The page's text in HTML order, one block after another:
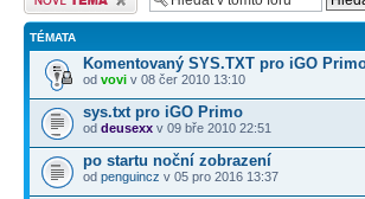
TÉMATA
Komentovaný SYS.TXT pro iGO
od vovi v 08 čer 2010 13:10
sys.txt pro iGO Primo
od deusexx v 09 bře 2010 22:51
po startu noční zobrazení
od penguincz v 05 pro 2016 13:37